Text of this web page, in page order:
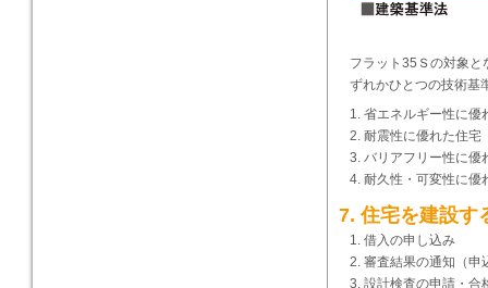
フラット35Ｓの対象
ずれかひとつの技術基
省エネルギー性に優
耐震性に優れた住宅
バリアフリー性に優
耐久性・可変性に優
7. 住宅を建設す
借入の申し込み
審査結果の通知（申
設計検査の申請・合